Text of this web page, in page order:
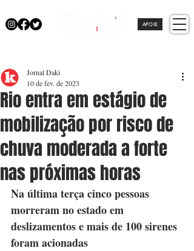
APOIE
Rio entra em estágio de
mobilização por risco de
chuva moderada a forte
nas próximas horas
Jornal Daki
10 de fev. de 2023
Na última terça cinco pessoas
morreram no estado em
deslizamentos e mais de 100 sirenes
foram acionadas